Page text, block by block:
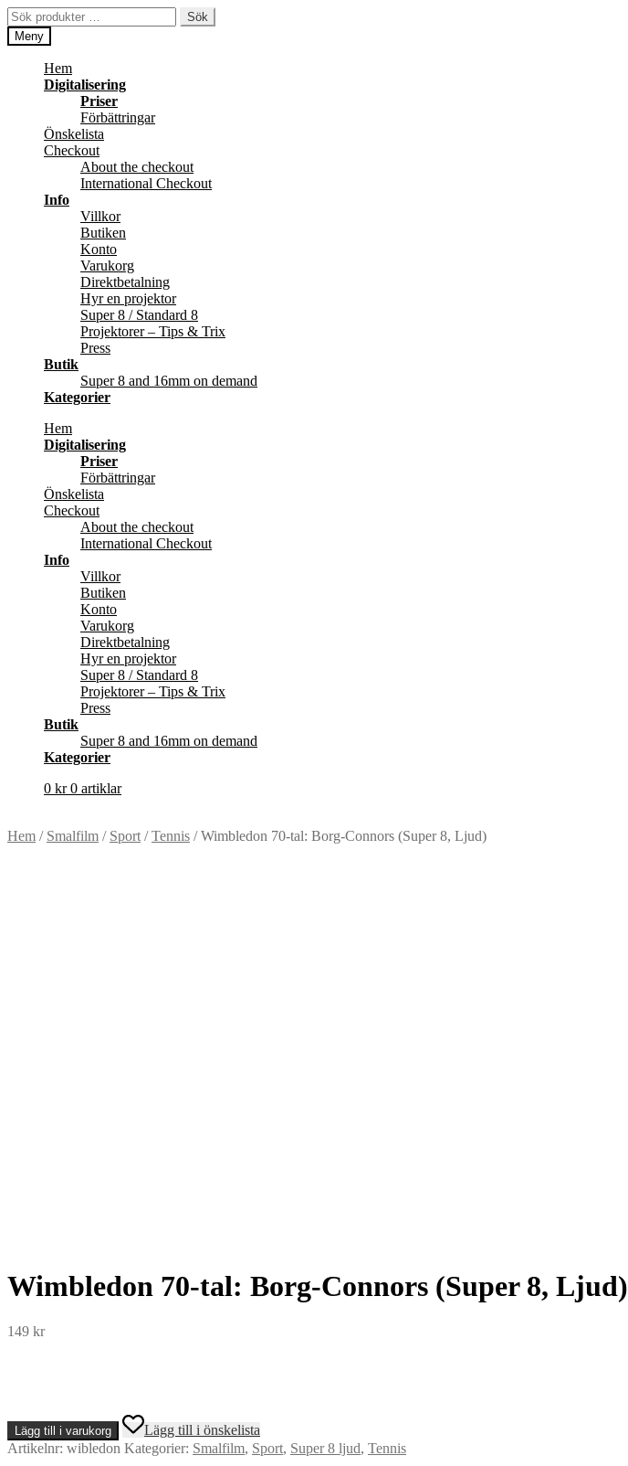
Hoppa
till
navigering
Hoppa
till
innehåll
Sök
efter:
Sök
Meny
Hem
Digitalisering
Priser
Förbättringar
Önskelista
Checkout
About the checkout
International Checkout
Info
Villkor
Butiken
Konto
Varukorg
Direktbetalning
Hyr en projektor
Super 8 / Standard 8
Projektorer – Tips & Trix
Press
Butik
Super 8 and 16mm on demand
Kategorier
Hem
Digitalisering
Priser
Förbättringar
Önskelista
Checkout
About the checkout
International Checkout
Info
Villkor
Butiken
Konto
Varukorg
Direktbetalning
Hyr en projektor
Super 8 / Standard 8
Projektorer – Tips & Trix
Press
Butik
Super 8 and 16mm on demand
Kategorier
0 kr 0 artiklar
Hem / Smalfilm / Sport /Tennis /Wimbledon 70-tal: Borg-Connors (Super 8, Ljud)
Wimbledon 70-tal: Borg-Connors (Super 8, Ljud)
149 kr
Wimbledon
70-
tal:
Lägg till i varukorg
Lägg till i önskelista
Artikelnr: wibledon Kategorier: Smalfilm, Sport, Super 8 ljud, Tennis